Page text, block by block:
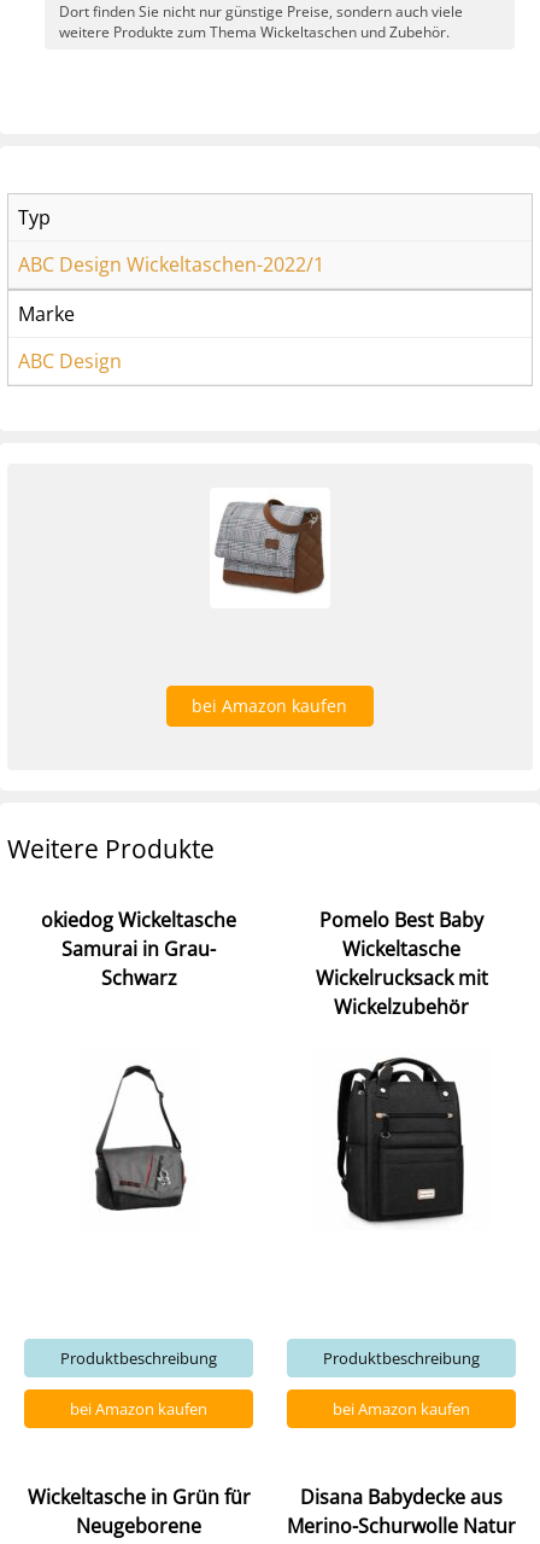
Dort finden Sie nicht nur günstige Preise, sondern auch viele
weitere Produkte zum Thema Wickeltaschen und Zubehör.
Typ
ABC Design Wickeltaschen-2022/1
Marke
ABC Design
bei Amazon kaufen
Weitere Produkte
okiedog Wickeltasche
Samurai in Grau-
Schwarz
Produktbeschreibung
bei Amazon kaufen
Pomelo Best Baby
Wickeltasche
Wickelrucksack mit
Wickelzubehör
Produktbeschreibung
bei Amazon kaufen
Wickeltasche in Grün für
Neugeborene
Disana Babydecke aus
Merino-Schurwolle Natur